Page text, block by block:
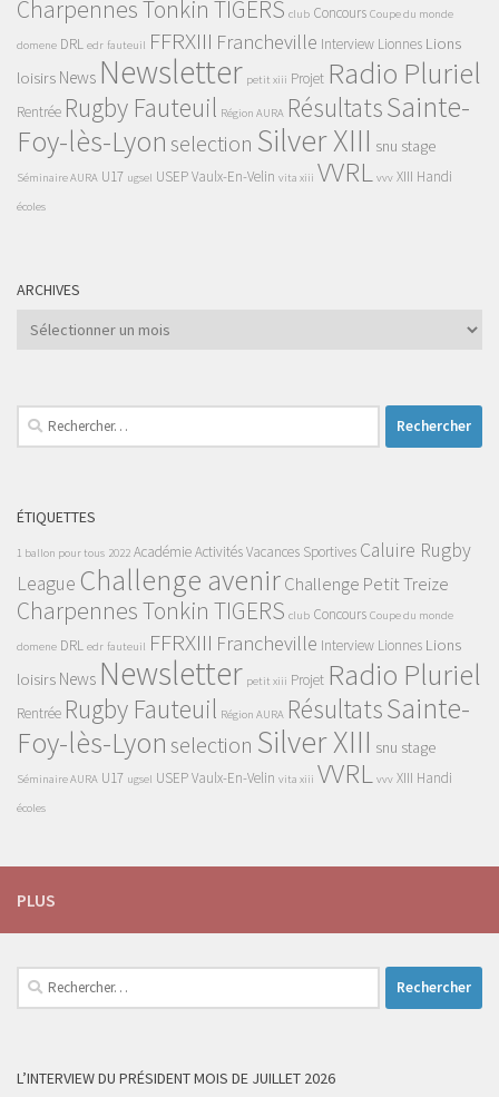
Charpennes Tonkin TIGERS club Concours Coupe du monde
domene DRL edr fauteuil FFRXIII Francheville Interview Lionnes Lions
loisirs News Newsletter petit xiii Projet Radio Pluriel
Rentrée Rugby Fauteuil Région AURA RésultatsSainte-
Foy-lès-Lyon selection Silver XIII snu stage
Séminaire AURA U17 ugsel USEPVaulx-En-Velin vita xiii VVRL vvv XIII Handi
écoles
ARCHIVES
Archives
Rechercher :
ÉTIQUETTES
1 ballon pour tous 2022 AcadémieActivités Vacances Sportives Caluire Rugby
League Challenge avenirChallenge Petit Treize
Charpennes Tonkin TIGERS club Concours Coupe du monde
domene DRL edr fauteuil FFRXIII Francheville Interview Lionnes Lions
loisirs News Newsletter petit xiii Projet Radio Pluriel
Rentrée Rugby Fauteuil Région AURA RésultatsSainte-
Foy-lès-Lyon selection Silver XIII snu stage
Séminaire AURA U17 ugsel USEPVaulx-En-Velin vita xiii VVRL vvv XIII Handi
écoles
PLUS
Rechercher :
L’INTERVIEW DU PRÉSIDENT MOIS DE JUILLET 2026